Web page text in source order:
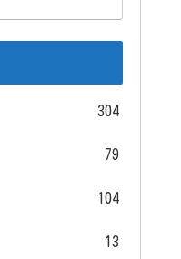
304
79
104
13